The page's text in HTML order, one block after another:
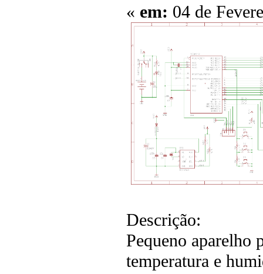
« em: 04 de
Descrição:
Pequeno aparelho
temperatura e